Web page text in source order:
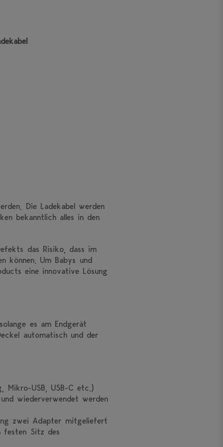
Die Ladekabel werden
bekanntlich alles in den
das Risiko, dass im
können. Um Babys und
eine innovative Lösung
es am Endgerät
automatisch und der
Mikro-USB, USB-C etc.)
wiederverwendet werden
zwei Adapter mitgeliefert
festen Sitz des